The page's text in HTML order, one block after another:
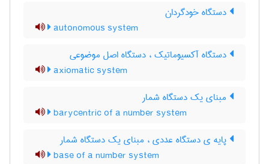
دستگاه خودگردان
autonomous system
دستگاه آکسیوماتیک ، دستگاه اصل موضوعی
axiomatic system
مبنای یک دستگاه شمار
barycentric of a number system
پایه ی دستگاه عددی ، مبنای یک دستگاه شمار
base of a number system